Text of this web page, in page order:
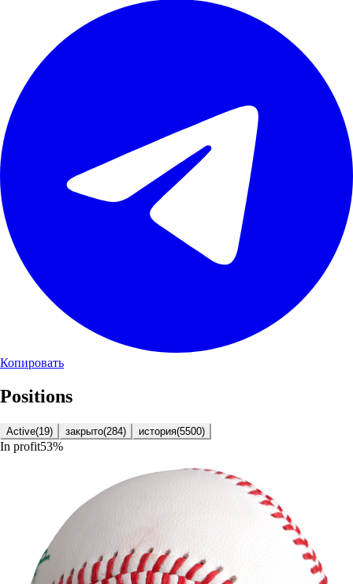
Копировать
Positions
Active(19) закрыто(284) история(5500)
In profit53%